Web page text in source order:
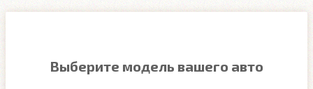
Выберите модель вашего авто